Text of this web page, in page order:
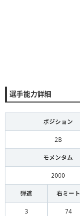
選手能力詳細
ポジション
2B
モメンタム
2000
弾道 右ミート
3 74